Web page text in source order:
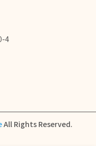
4
All Rights Reserved.